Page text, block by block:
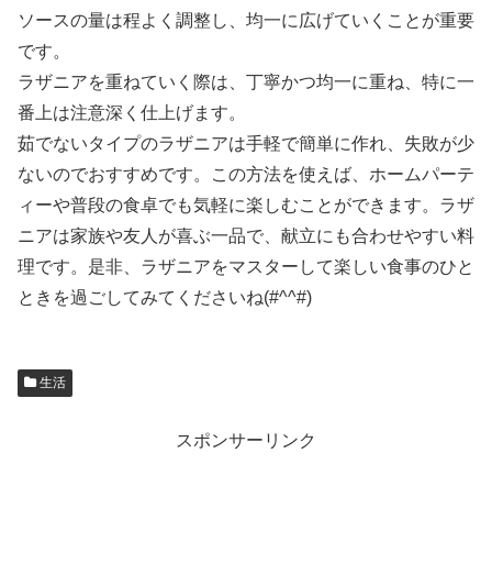
ソースの量は程よく調整し、均一に広げていくことが重要
です。
ラザニアを重ねていく際は、丁寧かつ均一に重ね、特に一
番上は注意深く仕上げます。
茹でないタイプのラザニアは手軽で簡単に作れ、失敗が少
ないのでおすすめです。この方法を使えば、ホームパーテ
ィーや普段の食卓でも気軽に楽しむことができます。ラザ
ニアは家族や友人が喜ぶ一品で、献立にも合わせやすい料
理です。是非、ラザニアをマスターして楽しい食事のひと
ときを過ごしてみてくださいね(#^^#)
生活
スポンサーリンク